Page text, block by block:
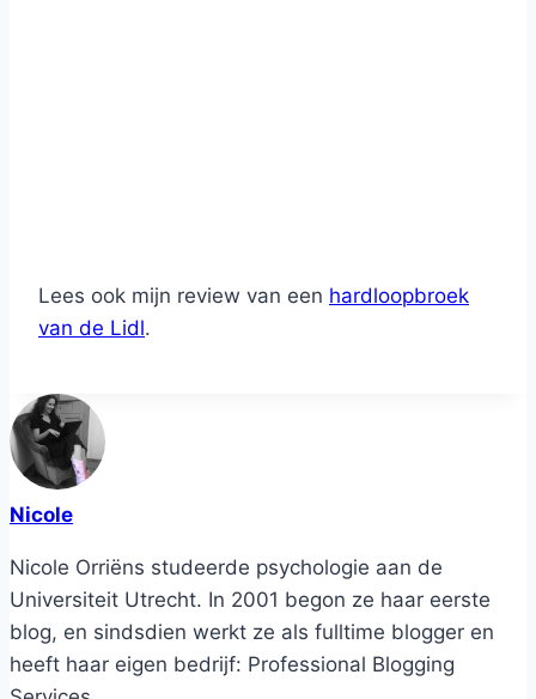
Lees ook mijn review van een hardloopbroek
van de Lidl.
Nicole
Nicole Orriëns studeerde psychologie aan de
Universiteit Utrecht. In 2001 begon ze haar eerste
blog, en sindsdien werkt ze als fulltime blogger en
heeft haar eigen bedrijf: Professional Blogging